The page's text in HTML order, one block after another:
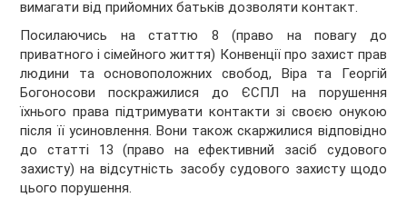
вимагати від прийомних батьків дозволяти контакт.
Посилаючись на статтю 8 (право на повагу до
приватного і сімейного життя) Конвенції про захист прав
людини та основоположних свобод, Віра та Георгій
Богоносови поскражилися до ЄСПЛ на порушення
їхнього права підтримувати контакти зі своєю онукою
після її усиновлення. Вони також скаржилися відповідно
до статті 13 (право на ефективний засіб судового
захисту) на відсутність засобу судового захисту щодо
цього порушення.